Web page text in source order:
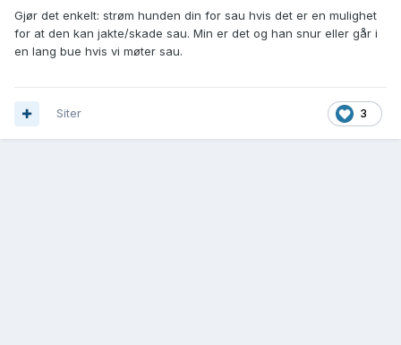
Gjør det enkelt: strøm hunden din for sau hvis det er en mulighet
for at den kan jakte/skade sau. Min er det og han snur eller går i
en lang bue hvis vi møter sau.
3
Siter